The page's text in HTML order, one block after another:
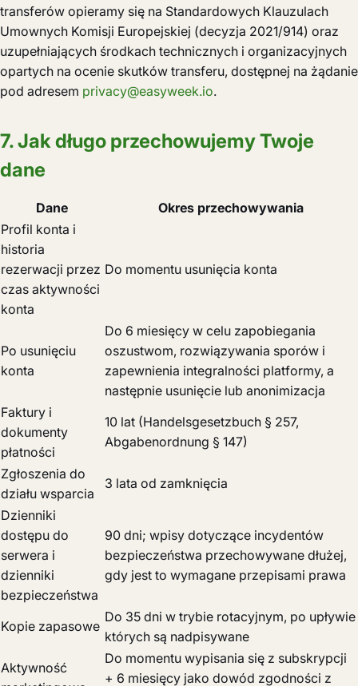
transferów opieramy się na Standardowych Klauzulach
Umownych Komisji Europejskiej (decyzja 2021/914) oraz
uzupełniających środkach technicznych i organizacyjnych
opartych na ocenie skutków transferu, dostępnej na żądanie
pod adresem privacy@easyweek.io.
7. Jak długo przechowujemy Twoje
dane
Dane
Okres przechowywania
Profil konta i
historia
rezerwacji przez
czas aktywności
konta
Do momentu usunięcia konta
Po usunięciu
konta
Do 6 miesięcy w celu zapobiegania
oszustwom, rozwiązywania sporów i
zapewnienia integralności platformy, a
następnie usunięcie lub anonimizacja
Faktury i
dokumenty
płatności
10 lat (Handelsgesetzbuch § 257,
Abgabenordnung § 147)
Zgłoszenia do
działu wsparcia
3 lata od zamknięcia
Dzienniki
dostępu do
serwera i
dzienniki
bezpieczeństwa
90 dni; wpisy dotyczące incydentów
bezpieczeństwa przechowywane dłużej,
gdy jest to wymagane przepisami prawa
Kopie zapasowe
Do 35 dni w trybie rotacyjnym, po upływie
których są nadpisywane
Aktywność
Do momentu wypisania się z subskrypcji
+ 6 miesięcy jako dowód zgodności z